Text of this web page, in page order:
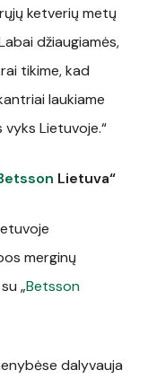
ketverių metų
džiaugiamės,
tikime, kad
laukiame
Lietuvoje.“
Lietuva“
merginų
„Betsson
dalyvauja